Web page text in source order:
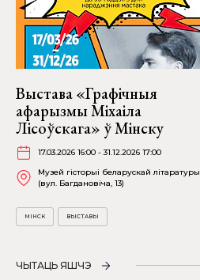
Выстава «Графічныя
афарызмы Міхаіла
Лісоўскага» ў Мінску
17.03.2026 16:00 - 31.12.2026 17:00
Музей гісторыі беларускай літаратуры
(вул. Багдановіча, 13)
МІНСК ВЫСТАВЫ
ЧЫТАЦЬ ЯШЧЭ